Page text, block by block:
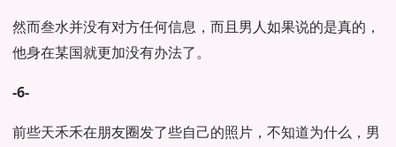
然而叁水并没有对方任何信息，而且男人如果说的是真的，
他身在某国就更加没有办法了。
-6-
前些天禾禾在朋友圈发了些自己的照片，不知道为什么，男